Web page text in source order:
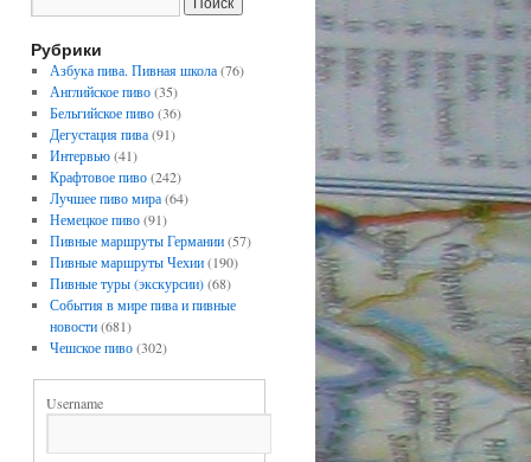
Рубрики
Азбука пива. Пивная школа(76)
Английское пиво(35)
Бельгийское пиво(36)
Дегустация пива(91)
Интервью(41)
Крафтовое пиво(242)
Лучшее пиво мира(64)
Немецкое пиво(91)
Пивные маршруты Германии(57)
Пивные маршруты Чехии(190)
Пивные туры (экскурсии)(68)
События в мире пива и пивные
новости(681)
Чешское пиво(302)
Username